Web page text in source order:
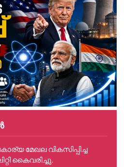
മേഖല വികസിപ്പിച്ച
കൈവരിച്ചു.